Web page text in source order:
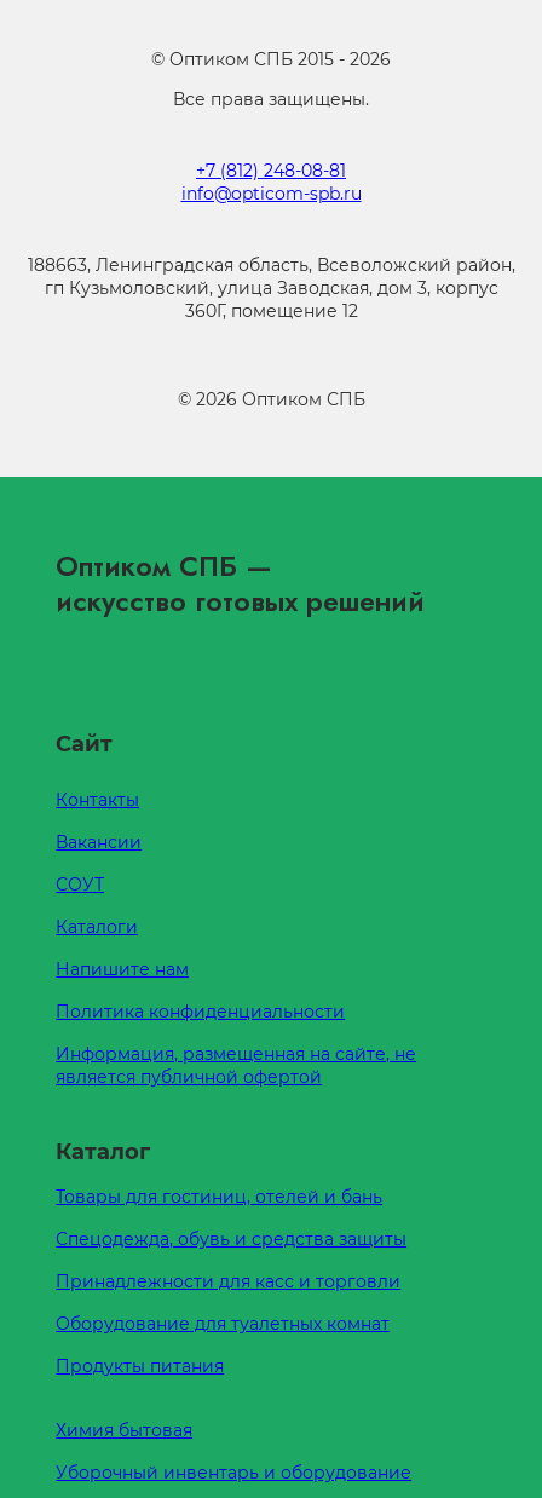
© Оптиком СПБ 2015 - 2026
Все права защищены.
+7 (812) 248-08-81
info@opticom-spb.ru
188663, Ленинградская область, Всеволожский район,
гп Кузьмоловский, улица Заводская, дом 3, корпус
360Г, помещение 12
© 2026 Оптиком СПБ
Оптиком СПБ —
искусство готовых решений
Сайт
Контакты
Вакансии
СОУТ
Каталоги
Напишите нам
Политика конфиденциальности
Информация, размещенная на сайте, не
является публичной офертой
Каталог
Товары для гостиниц, отелей и бань
Спецодежда, обувь и средства защиты
Принадлежности для касс и торговли
Оборудование для туалетных комнат
Продукты питания
Химия бытовая
Уборочный инвентарь и оборудование